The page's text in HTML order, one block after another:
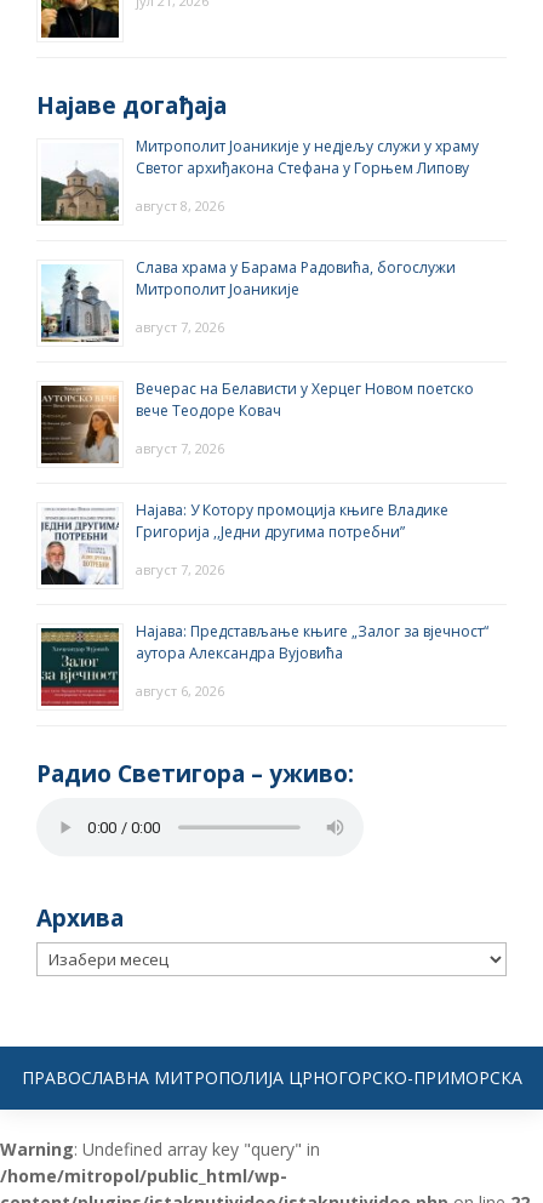
Најаве догађаја
Митрополит Јоаникије у недјељу служи у храму
Светог архиђакона Стефана у Горњем Липову
август 8, 2026
Слава храма у Барама Радовића, богослужи
Митрополит Јоаникије
август 7, 2026
Вечерас на Белависти у Херцег Новом поетско
вече Теодоре Ковач
август 7, 2026
Најава: У Котору промоција књиге Владике
Григорија ,,Једни другима потребни”
август 7, 2026
Најава: Представљање књиге „Залог за вјечност“
аутора Александра Вујовића
август 6, 2026
Радио Светигора – yживо:
Архива
Архива
ПРАВОСЛАВНА МИТРОПОЛИЈА ЦРНОГОРСКО-ПРИМОРСКА
Warning: Undefined array key "query" in
/home/mitropol/public_html/wp-